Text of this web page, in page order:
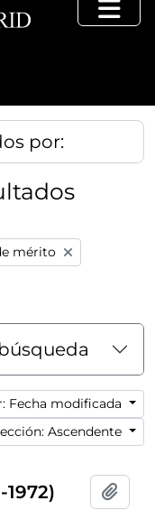
por:
filter:
mérito
Fecha modificada
Ascendente